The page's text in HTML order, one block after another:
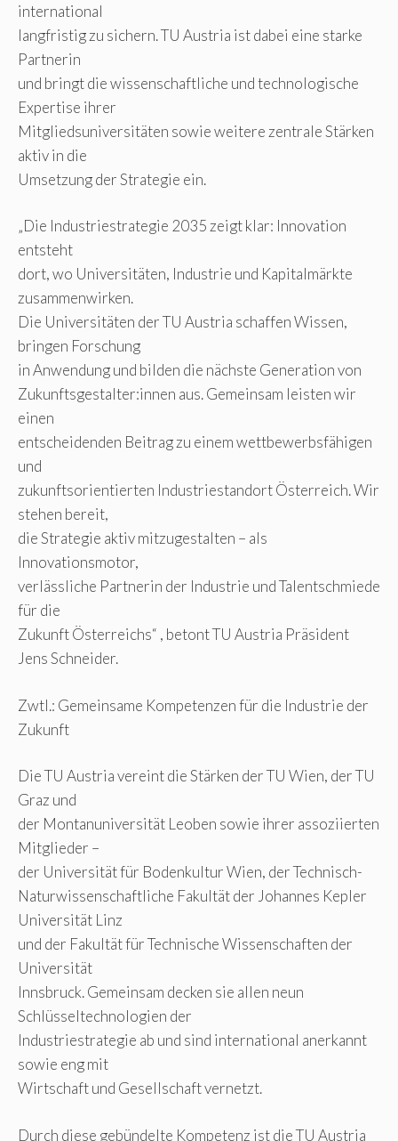
international
langfristig zu sichern. TU Austria ist dabei eine starke
Partnerin
und bringt die wissenschaftliche und technologische
Expertise ihrer
Mitgliedsuniversitäten sowie weitere zentrale Stärken
aktiv in die
Umsetzung der Strategie ein.
„Die Industriestrategie 2035 zeigt klar: Innovation
entsteht
dort, wo Universitäten, Industrie und Kapitalmärkte
zusammenwirken.
Die Universitäten der TU Austria schaffen Wissen,
bringen Forschung
in Anwendung und bilden die nächste Generation von
Zukunftsgestalter:innen aus. Gemeinsam leisten wir
einen
entscheidenden Beitrag zu einem wettbewerbsfähigen
und
zukunftsorientierten Industriestandort Österreich. Wir
stehen bereit,
die Strategie aktiv mitzugestalten – als
Innovationsmotor,
verlässliche Partnerin der Industrie und Talentschmiede
für die
Zukunft Österreichs“ , betont TU Austria Präsident
Jens Schneider.
Zwtl.: Gemeinsame Kompetenzen für die Industrie der
Zukunft
Die TU Austria vereint die Stärken der TU Wien, der TU
Graz und
der Montanuniversität Leoben sowie ihrer assoziierten
Mitglieder –
der Universität für Bodenkultur Wien, der Technisch-
Naturwissenschaftliche Fakultät der Johannes Kepler
Universität Linz
und der Fakultät für Technische Wissenschaften der
Universität
Innsbruck. Gemeinsam decken sie allen neun
Schlüsseltechnologien der
Industriestrategie ab und sind international anerkannt
sowie eng mit
Wirtschaft und Gesellschaft vernetzt.
Durch diese gebündelte Kompetenz ist die TU Austria